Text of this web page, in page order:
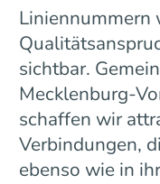
Liniennummern
sichtbar.
Mecklenburg-
schaffen wir
Verbindungen,
ebenso wie in